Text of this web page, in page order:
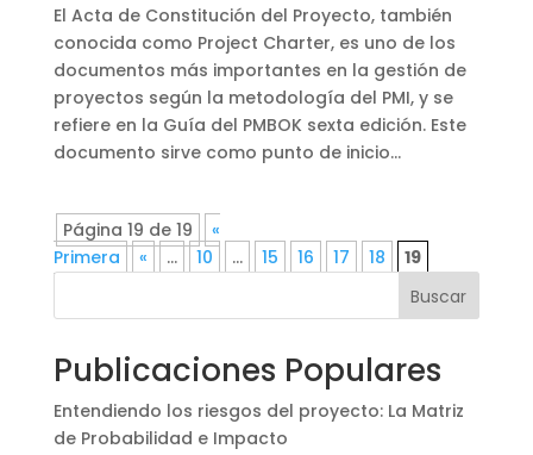
El Acta de Constitución del Proyecto, también
conocida como Project Charter, es uno de los
documentos más importantes en la gestión de
proyectos según la metodología del PMI, y se
refiere en la Guía del PMBOK sexta edición. Este
documento sirve como punto de inicio...
Página 19 de 19
«
Primera
« ... 10 ... 15 16 17 18
19
Buscar
Publicaciones Populares
Entendiendo los riesgos del proyecto: La Matriz
de Probabilidad e Impacto